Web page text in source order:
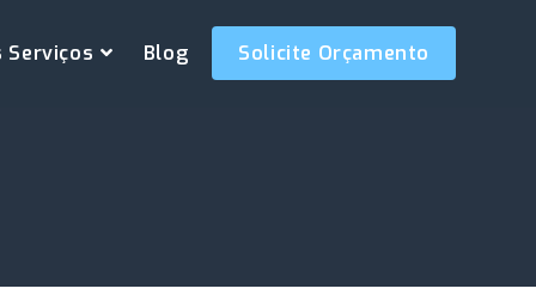
Serviços Blog Solicite Orçamento